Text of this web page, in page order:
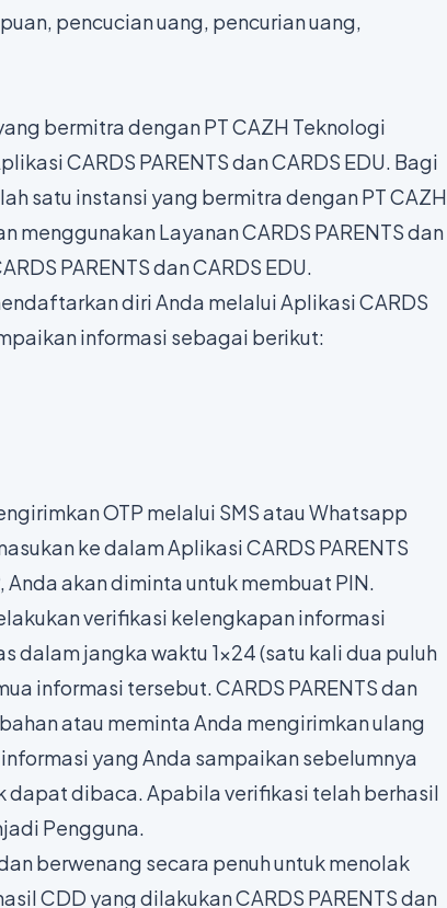
pencucian uang, pencurian uang,
bermitra dengan PT CAZH Teknologi
CARDS PARENTS dan CARDS EDU. Bagi
satu instansi yang bermitra dengan PT CAZH
Layanan CARDS PARENTS dan
PARENTS dan CARDS EDU.
diri Anda melalui Aplikasi CARDS
informasi sebagai berikut:
OTP melalui SMS atau Whatsapp
ke dalam Aplikasi CARDS PARENTS
Anda akan diminta untuk membuat PIN.
verifikasi kelengkapan informasi
dalam jangka waktu 1x24 (satu kali dua puluh
informasi tersebut. CARDS PARENTS dan
atau meminta Anda mengirimkan ulang
yang Anda sampaikan sebelumnya
dibaca. Apabila verifikasi telah berhasil
Pengguna.
berwenang secara penuh untuk menolak
CDD yang dilakukan CARDS PARENTS dan